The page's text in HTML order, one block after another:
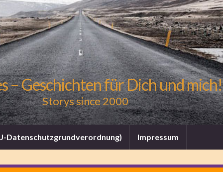
– Geschichten für Dich und mich!
Storys since 2000
Datenschutzgrundverordnung) Impressum